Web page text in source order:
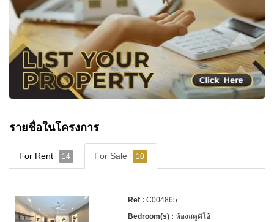
รายชื่อในโครงการ
For Rent 14 For Sale 10
C004865
ห้องสตูดิโอ้